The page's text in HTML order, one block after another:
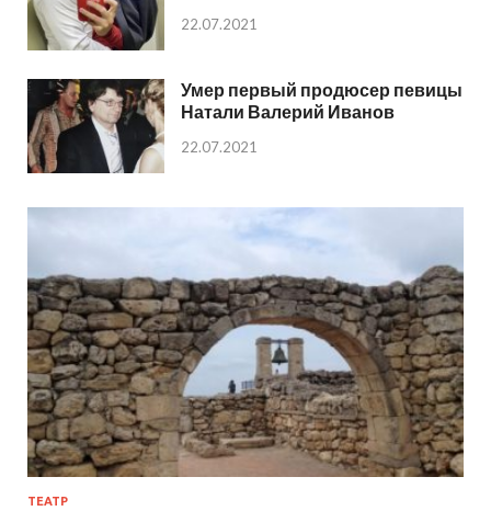
22.07.2021
Умер первый продюсер певицы
Натали Валерий Иванов
22.07.2021
ТЕАТР